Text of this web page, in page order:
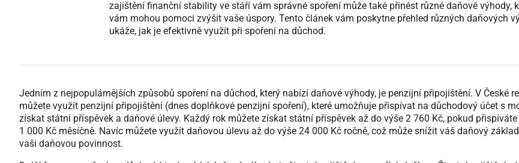
zajištění finanční stability ve stáří vám správné spoření může také přinést různé daňové výhody,
vám mohou pomoci zvýšit vaše úspory. Tento článek vám poskytne přehled různých daňových
ukáže, jak je efektivně využít při spoření na důchod.
Jedním z nejpopulárnějších způsobů spoření na důchod, který nabízí daňové výhody, je penzijní připojištění. V České
můžete využít penzijní připojištění (dnes doplňkové penzijní spoření), které umožňuje přispívat na důchodový účet s
získat státní příspěvek a daňové úlevy. Každý rok můžete získat státní příspěvek až do výše 2 760 Kč, pokud
1 000 Kč měsíčně. Navíc můžete využít daňovou úlevu až do výše 24 000 Kč ročně, což může snížit váš daňový
vaši daňovou povinnost.